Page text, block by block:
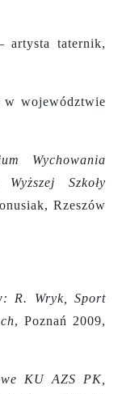
artysta taternik,
województwie
Wychowania
Szkoły
Rzeszów
R. Wryk, Sport
, Poznań 2009,
KU AZS PK,